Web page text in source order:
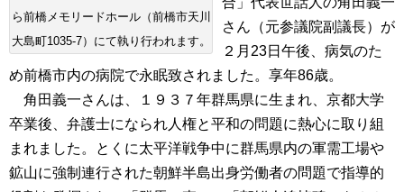
ら前橋メモリードホール（前橋市天川
大島町1035-7）にて執り行われます。
さん（元参議院副議長）が
２月23日午後、病気のた
め前橋市内の病院で永眠致されました。享年86歳。
角田義一さんは、１９３７年群馬県に生まれ、京都大学
卒業後、弁護士になられ人権と平和の問題に熱心に取り組
まれました。とくに太平洋戦争中に群馬県内の軍需工場や
鉱山に強制連行された朝鮮半島出身労働者の問題で指導的